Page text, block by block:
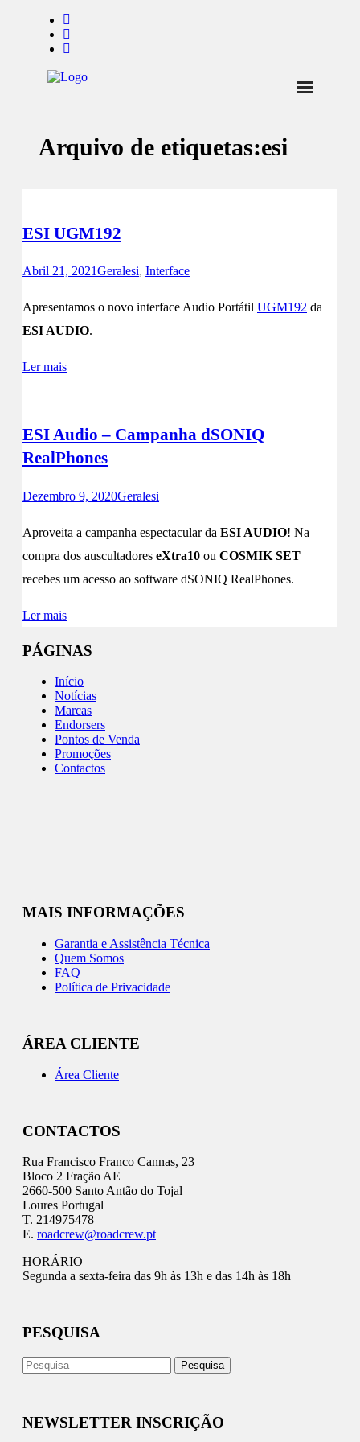
Notícias
Pontos de Venda
Promoções
Contactos
Arquivo de etiquetas:esi
ESI UGM192
Abril 21, 2021Geralesi, Interface
Apresentamos o novo interface Audio Portátil UGM192 da
ESI AUDIO.
Ler mais
ESI Audio – Campanha dSONIQ
RealPhones
Dezembro 9, 2020Geralesi
Aproveita a campanha espectacular da ESI AUDIO! Na
compra dos auscultadores eXtra10 ou COSMIK SET
recebes um acesso ao software dSONIQ RealPhones.
Ler mais
PÁGINAS
Início
Notícias
Marcas
Endorsers
Pontos de Venda
Promoções
Contactos
MAIS INFORMAÇÕES
Garantia e Assistência Técnica
Quem Somos
FAQ
Política de Privacidade
ÁREA CLIENTE
Área Cliente
CONTACTOS
Rua Francisco Franco Cannas, 23
Bloco 2 Fração AE
2660-500 Santo Antão do Tojal
Loures Portugal
T. 214975478
E. roadcrew@roadcrew.pt
HORÁRIO
Segunda a sexta-feira das 9h às 13h e das 14h às 18h
PESQUISA
NEWSLETTER INSCRIÇÃO